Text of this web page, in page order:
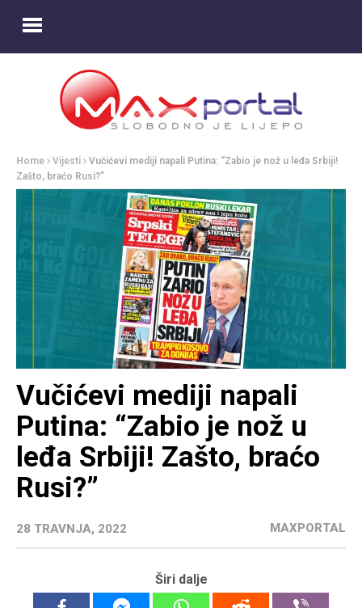
Home Vijesti
Vučićevi mediji napali Putina: “Zabio je nož u leđa Srbiji!
Zašto, braćo Rusi?”
Vučićevi mediji napali
Putina: “Zabio je nož u
leđa Srbiji! Zašto, braćo
Rusi?”
28 TRAVNJA, 2022 MAXPORTAL
Širi dalje